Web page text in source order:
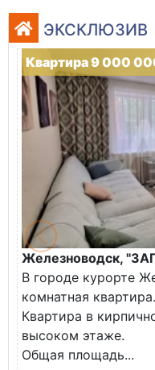
ЭКСКЛЮЗИВ
Квартира 9 000
Железноводск,
В городе курорте
комнатная квартира.
Квартира в
высоком этаже.
Общая площадь...